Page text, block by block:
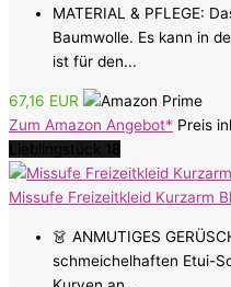
MATERIAL & PFLEGE:
Baumwolle. Es kann in
ist für den...
67,16 EUR
Zum Amazon Angebot* Preis
Missufe Freizeitkleid Kurzarm
👗 ANMUTIGES
schmeichelhaften Etui-